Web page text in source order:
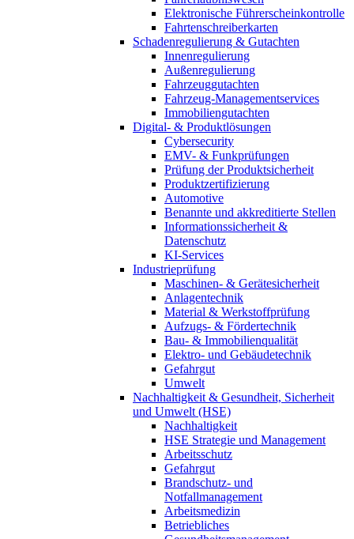
Elektronische Führerscheinkontrolle
Fahrtenschreiberkarten
Schadenregulierung & Gutachten
Innenregulierung
Außenregulierung
Fahrzeuggutachten
Fahrzeug-Managementservices
Immobiliengutachten
Digital- & Produktlösungen
Cybersecurity
EMV- & Funkprüfungen
Prüfung der Produktsicherheit
Produktzertifizierung
Automotive
Benannte und akkreditierte Stellen
Informationssicherheit &
Datenschutz
KI-Services
Industrieprüfung
Maschinen- & Gerätesicherheit
Anlagentechnik
Material & Werkstoffprüfung
Aufzugs- & Fördertechnik
Bau- & Immobilienqualität
Elektro- und Gebäudetechnik
Gefahrgut
Umwelt
Nachhaltigkeit & Gesundheit, Sicherheit
und Umwelt (HSE)
Nachhaltigkeit
HSE Strategie und Management
Arbeitsschutz
Gefahrgut
Brandschutz- und
Notfallmanagement
Arbeitsmedizin
Betriebliches